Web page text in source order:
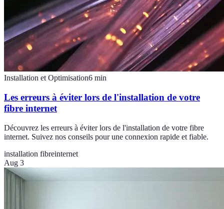
Installation et Optimisation6 min
Les erreurs à éviter lors de l'installation de votre
fibre internet
Découvrez les erreurs à éviter lors de l'installation de votre fibre
internet. Suivez nos conseils pour une connexion rapide et fiable.
installation fibreinternet
Aug 3